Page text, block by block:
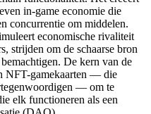
in-game economie die
concurrentie om middelen.
economische rivaliteit
strijden om de schaarse bron
De kern van de
NFT-gamekaarten — die
— om te
elk functioneren als een